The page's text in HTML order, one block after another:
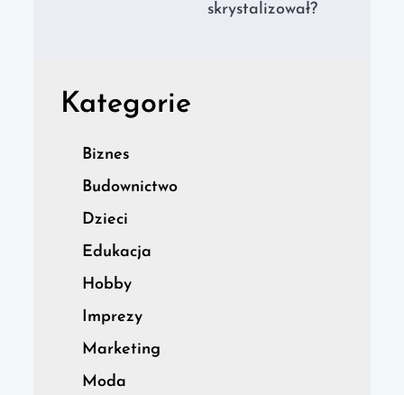
skrystalizował?
Kategorie
Biznes
Budownictwo
Dzieci
Edukacja
Hobby
Imprezy
Marketing
Moda